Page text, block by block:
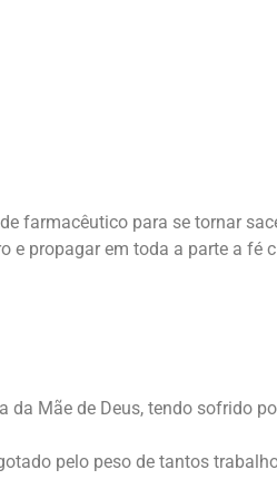
farmacêutico para se tornar
e propagar em toda a parte a fé
da Mãe de Deus, tendo sofrido
pelo peso de tantos